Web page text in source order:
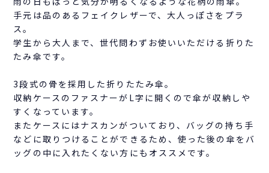
手元は品のあるフェイクレザーで、大人っぽさをプラ
ス。
学生から大人まで、世代問わずお使いいただける折りた
たみ傘です。
3段式の骨を採用した折りたたみ傘。
収納ケースのファスナーがL字に開くので傘が収納しや
すくなっています。
またケースにはナスカンがついており、バッグの持ち手
などに取りつけることができるため、使った後の傘をバ
ッグの中に入れたくない方にもオススメです。